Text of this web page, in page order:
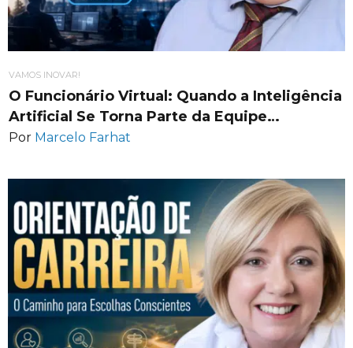
VAMOS INOVAR!
O Funcionário Virtual: Quando a Inteligência
Artificial Se Torna Parte da Equipe…
Por Marcelo Farhat